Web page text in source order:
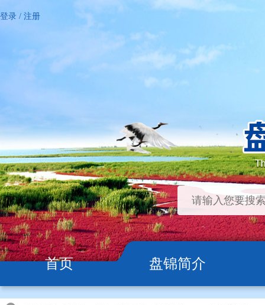
登录 / 注册
首页 盘锦简介